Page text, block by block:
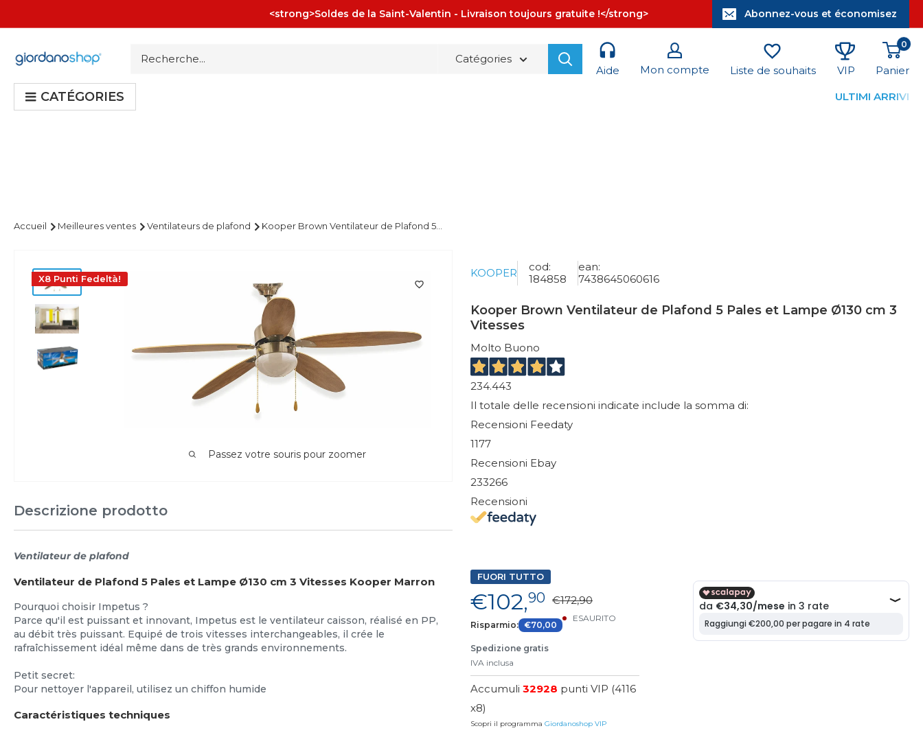
au
<strong>Soldes de la Saint-Valentin - Livraison toujours gratuite !</strong> Abonnez-vous et économisez
Giordano
Catégories
Aide
Mon compte Liste de souhaits VIP
0
Panier
CATÉGORIES ULTIMI ARRIVI
Accueil Meilleures ventes Ventilateurs de plafond Kooper Brown Ventilateur de Plafond 5...
X8 Punti Fedeltà!
Passez votre souris pour zoomer
Descrizione prodotto
Ventilateur de plafond
Ventilateur de Plafond 5 Pales et Lampe Ø130 cm 3 Vitesses Kooper Marron
Pourquoi choisir Impetus ?
Parce qu'il est puissant et innovant, Impetus est le ventilateur caisson, réalisé en PP,
au débit très puissant. Equipé de trois vitesses interchangeables, il crée le
rafraîchissement idéal même dans de très grands environnements.
Petit secret:
Pour nettoyer l'appareil, utilisez un chiffon humide
Caractéristiques techniques
KOOPER
cod:
184858
ean:
7438645060616
Kooper Brown Ventilateur de Plafond 5 Pales et Lampe Ø130 cm 3
Vitesses
Molto Buono
234.443
Il totale delle recensioni indicate include la somma di:
Recensioni Feedaty
1177
Recensioni Ebay
233266
Recensioni
FUORI TUTTO
€102,90 €172,90
Risparmio: €70,00
ESAURITO
Spedizione gratis
IVA inclusa
Accumuli32928 punti VIP (4116
x8)
Scopri il programmaGiordanoshop VIP